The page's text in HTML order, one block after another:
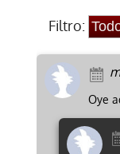
Filtro:
Oye